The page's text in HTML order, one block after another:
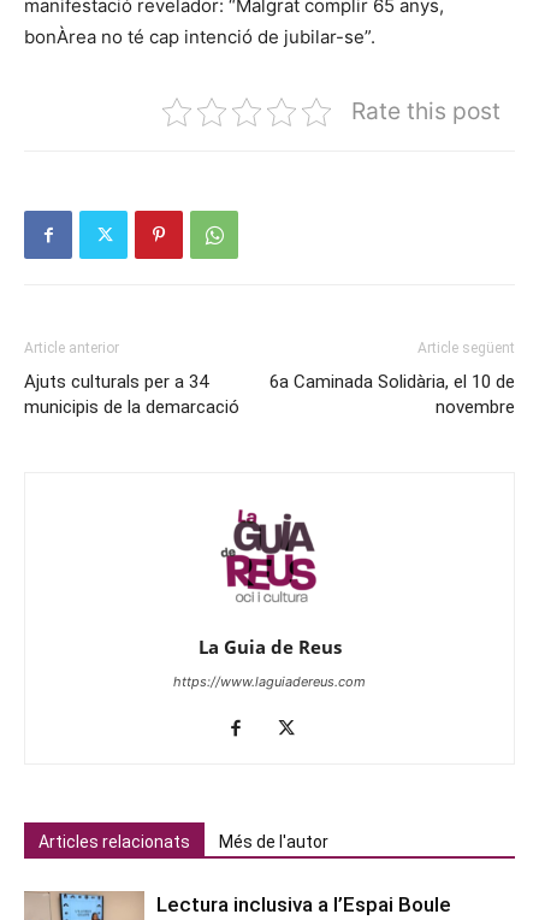
manifestació revelador: “Malgrat complir 65 anys,
bonÀrea no té cap intenció de jubilar-se”.
Rate this post
Article anterior
Ajuts culturals per a 34
municipis de la demarcació
Article següent
6a Caminada Solidària, el 10 de
novembre
La Guia de Reus
https://www.laguiadereus.com
Articles relacionats Més de l'autor
Lectura inclusiva a l’Espai Boule